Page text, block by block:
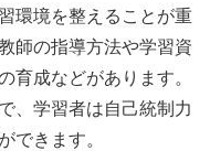
環境を整えることが重
師の指導方法や学習資
育成などがあります。
、学習者は自己統制力
できます。